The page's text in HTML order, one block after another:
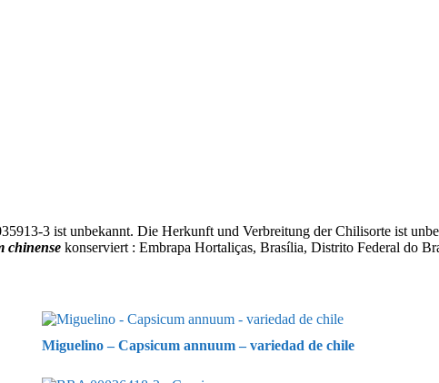
3 ist unbekannt. Die Herkunft und Verbreitung der Chilisorte ist
chinense konserviert : Embrapa Hortaliças, Brasília, Distrito Federal do
Miguelino – Capsicum annuum – variedad de chile